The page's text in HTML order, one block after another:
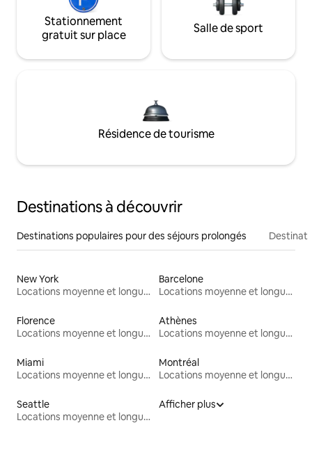
Stationnement
gratuit sur place
Salle de sport
Résidence de tourisme
Destinations à découvrir
Destinations populaires pour des séjours prolongés
New York
Locations moyenne et longue durée
Barcelone
Locations moyenne et longue durée
Florence
Locations moyenne et longue durée
Athènes
Locations moyenne et longue durée
Miami
Locations moyenne et longue durée
Montréal
Locations moyenne et longue durée
Seattle
Locations moyenne et longue durée
Afficher plus